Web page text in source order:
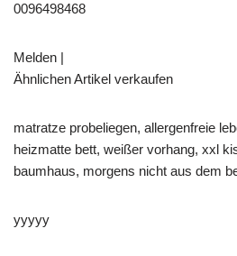
0096498468
Melden |
Ähnlichen Artikel verkaufen
matratze probeliegen, allergenfreie
heizmatte bett, weißer vorhang, xxl
baumhaus, morgens nicht aus dem
yyyyy